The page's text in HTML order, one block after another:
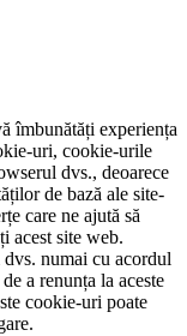
îmbunătăți experiența
uri, cookie-urile
dvs., deoarece
de bază ale site-
care ne ajută să
acest site web.
numai cu acordul
a renunța la aceste
cookie-uri poate